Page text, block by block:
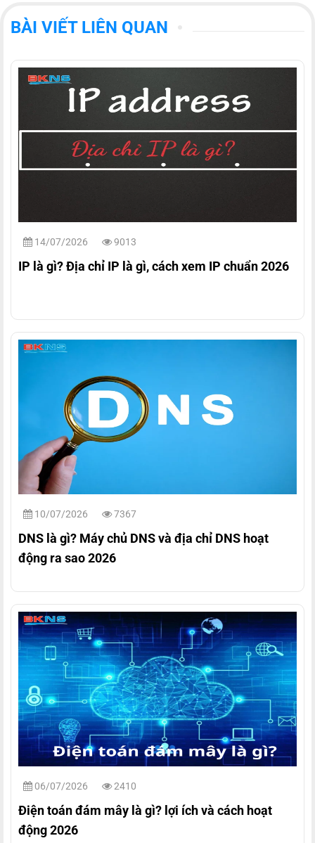
BÀI VIẾT LIÊN QUAN
14/07/2026 9013
IP là gì? Địa chỉ IP là gì, cách xem IP chuẩn 2026
10/07/2026 7367
DNS là gì? Máy chủ DNS và địa chỉ DNS hoạt
động ra sao 2026
06/07/2026 2410
Điện toán đám mây là gì? lợi ích và cách hoạt
động 2026